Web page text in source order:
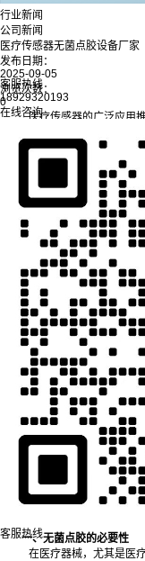
行业新闻
公司新闻
医疗传感器无菌点胶设备厂家
发布日期：
2025-09-05
浏览次数：
0
医疗传感器的广泛应用
点胶方式难以满足无菌和高精
器的生产中，为这一问题提
方案，帮助客户提升生产效率
一、无菌点胶的必要性
在医疗器械，尤其是医
客服热线
18929320193
在线咨询
客服热线